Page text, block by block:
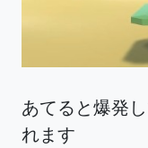
あてると爆発
れます